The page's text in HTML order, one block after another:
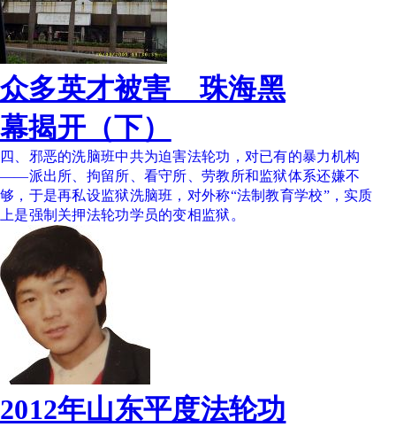
众多英才被害 珠海黑
幕揭开（下）
四、邪恶的洗脑班中共为迫害法轮功，对已有的暴力机构
——派出所、拘留所、看守所、劳教所和监狱体系还嫌不
够，于是再私设监狱洗脑班，对外称“法制教育学校”，实质
上是强制关押法轮功学员的变相监狱。
2012年山东平度法轮功